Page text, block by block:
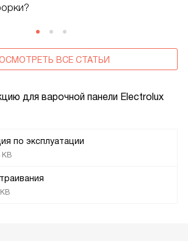
для варочной панели Electrolux
по эксплуатации
KB
ВСЕ СТАТЬИ